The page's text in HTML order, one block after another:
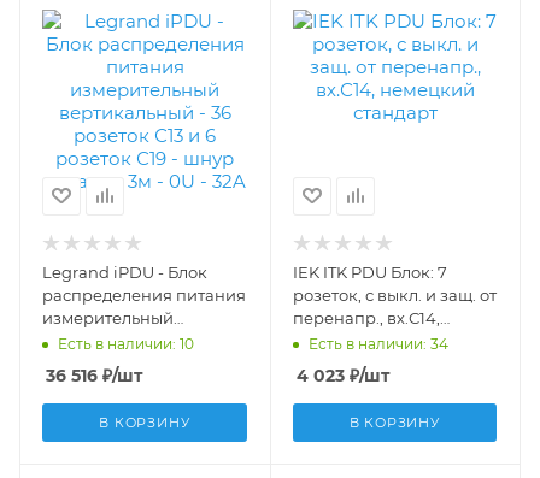
Legrand iPDU - Блок
распределения питания
измерительный
вертикальный - 36
розеток С13 и 6 розеток
С19 - шнур питания 3м -
0U - 32A 646013
Есть в наличии: 10
36 516 ₽/шт
В КОРЗИНУ
IEK ITK PDU Блок: 7
розеток, с выкл. и защ. от
перенапр., вх.С14,
немецкий стандарт
PH13-7D3
Есть в наличии: 34
4 023₽/шт
В КОРЗИНУ